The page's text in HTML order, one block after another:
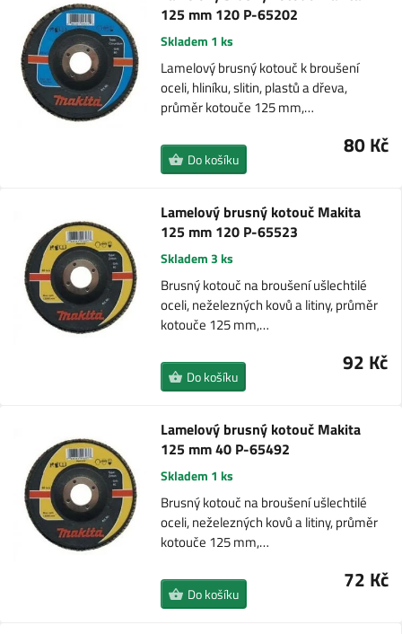
125 mm 120 P-65202
Skladem 1 ks
Lamelový brusný kotouč k broušení
oceli, hliníku, slitin, plastů a dřeva,
průměr kotouče 125 mm,…
80 Kč
Do košíku
Lamelový brusný kotouč Makita
125 mm 120 P-65523
Skladem 3 ks
Brusný kotouč na broušení ušlechtilé
oceli, neželezných kovů a litiny, průměr
kotouče 125 mm,…
92 Kč
Do košíku
Lamelový brusný kotouč Makita
125 mm 40 P-65492
Skladem 1 ks
Brusný kotouč na broušení ušlechtilé
oceli, neželezných kovů a litiny, průměr
kotouče 125 mm,…
72 Kč
Do košíku